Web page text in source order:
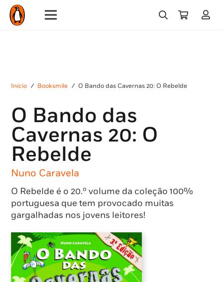
Início / Booksmile / O Bando das Cavernas 20: O Rebelde
O Bando das
Cavernas 20: O
Rebelde
Nuno Caravela
O Rebelde é o 20.º volume da coleção 100%
portuguesa que tem provocado muitas
gargalhadas nos jovens leitores!